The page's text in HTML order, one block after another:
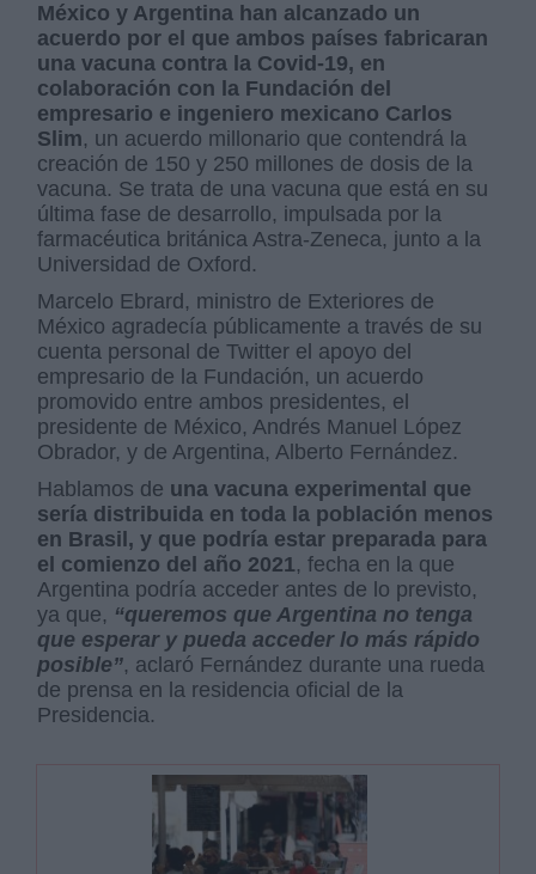
México y Argentina han alcanzado un
acuerdo por el que ambos países fabricaran
una vacuna contra la Covid-19, en
colaboración con la Fundación del
empresario e ingeniero mexicano Carlos
Slim, un acuerdo millonario que contendrá la
creación de 150 y 250 millones de dosis de la
vacuna. Se trata de una vacuna que está en su
última fase de desarrollo, impulsada por la
farmacéutica británica Astra-Zeneca, junto a la
Universidad de Oxford.
Marcelo Ebrard, ministro de Exteriores de
México agradecía públicamente a través de su
cuenta personal de Twitter el apoyo del
empresario de la Fundación, un acuerdo
promovido entre ambos presidentes, el
presidente de México, Andrés Manuel López
Obrador, y de Argentina, Alberto Fernández.
Hablamos de una vacuna experimental que
sería distribuida en toda la población menos
en Brasil, y que podría estar preparada para
el comienzo del año 2021, fecha en la que
Argentina podría acceder antes de lo previsto,
ya que, “queremos que Argentina no tenga
que esperar y pueda acceder lo más rápido
posible”, aclaró Fernández durante una rueda
de prensa en la residencia oficial de la
Presidencia.